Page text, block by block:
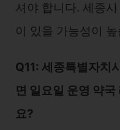
셔야 합니다. 세종
이 있을 가능성이
Q11: 세종특별자치
면 일요일 운영 약
요?